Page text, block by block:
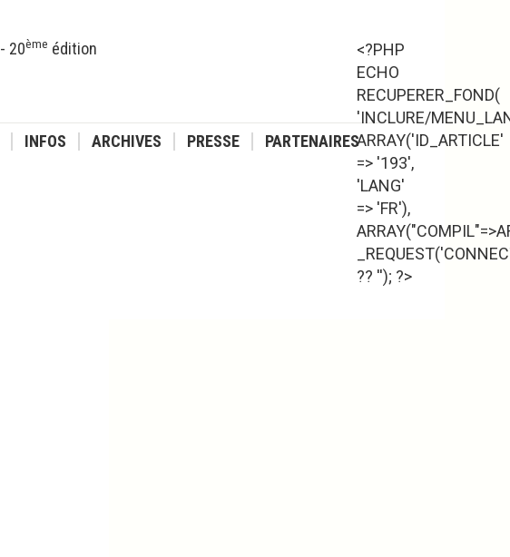
INFOS ARCHIVES PRESSE PARTENAIRES
- 20ème édition
<?PHP
ECHO
RECUPERER_FOND(
'INCLURE/
ARRAY('ID_ARTICLE'
=> '193',
'LANG'
=> 'FR'),
?? ''); ?>